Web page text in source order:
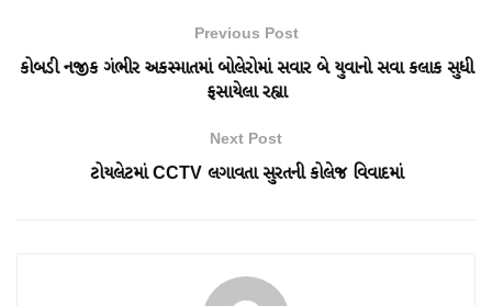
Previous Post
કોબડી નજીક ગંભીર અકસ્માતમાં બોલેરોમાં સવાર બે યુવાનો સવા કલાક સુધી
ફસાયેલા રહ્યા
Next Post
ટોયલેટમાં CCTV લગાવતા સુરતની કોલેજ વિવાદમાં